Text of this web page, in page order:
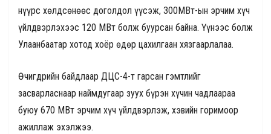
нүүрс хөлдсөнөөс доголдол үүсэж, 300МВт-ын эрчим хүч
үйлдвэрлэхээс 120 МВт болж буурсан байна. Үүнээс болж
Улаанбаатар хотод хоёр өдөр цахилгаан хязгаарлалаа.
Өчигдрийн байдлаар ДЦС-4-т гарсан гэмтлийг
засварласнаар наймдугаар зуух бүрэн хүчин чадлаараа
буюу 670 МВт эрчим хүч үйлдвэрлэж, хэвийн горимоор
ажиллаж эхэлжээ.